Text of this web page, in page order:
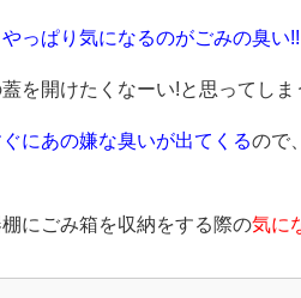
やっぱり気になるのがごみの臭い!!
を開けたくなーい!と思ってしま
にあの嫌な臭いが出てくるので
にごみ箱を収納をする際の気に